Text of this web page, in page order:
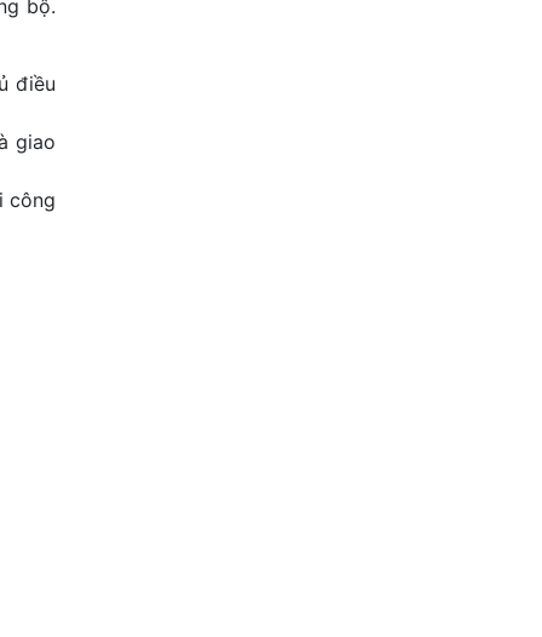
bộ.
điều
giao
công